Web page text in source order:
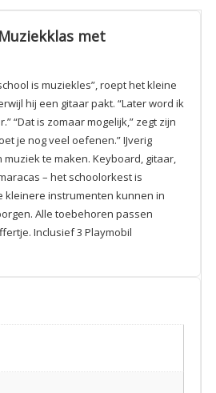
met
is muziekles”, roept het kleine
hij een gitaar pakt. “Later word ik
“Dat is zomaar mogelijk,” zegt zijn
je nog veel oefenen.” IJverig
te maken. Keyboard, gitaar,
– het schoolorkest is
kleinere instrumenten kunnen in
Alle toebehoren passen
Inclusief 3 Playmobil